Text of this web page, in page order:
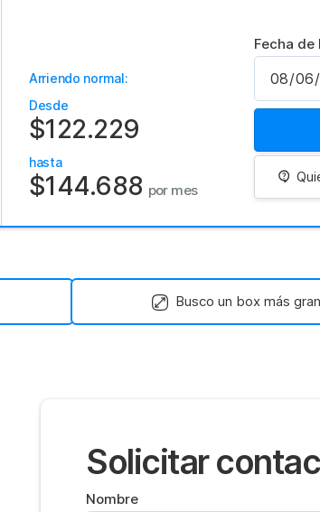
Arriendo normal:
Desde
$122.229
hasta
$144.688 por mes
Fecha de
Busco un box más
Solicitar
Nombre